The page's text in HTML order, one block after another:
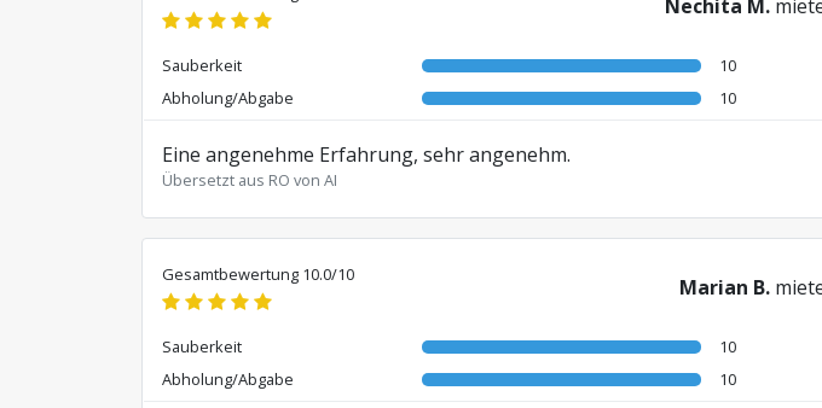
Nechita M.
Sauberkeit 10
Abholung/Abgabe
10
Eine angenehme Erfahrung, sehr angenehm.
Übersetzt aus RO von AI
Gesamtbewertung 10.0/10 Marian B.
Sauberkeit 10
Abholung/Abgabe
10